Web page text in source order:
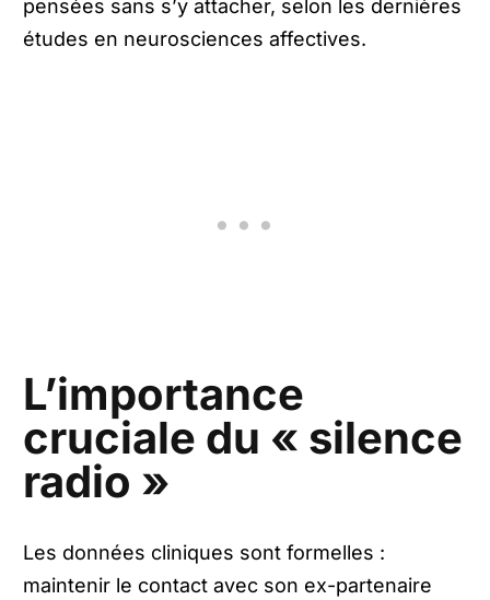
pensées sans s’y attacher, selon les dernières
études en neurosciences affectives.
L’importance
cruciale du « silence
radio »
Les données cliniques sont formelles :
maintenir le contact avec son ex-partenaire